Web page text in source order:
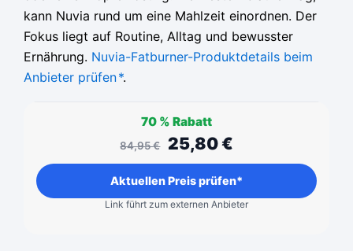
kann Nuvia rund um eine Mahlzeit einordnen. Der
Fokus liegt auf Routine, Alltag und bewusster
Ernährung. Nuvia-Fatburner-Produktdetails beim
Anbieter prüfen*.
70 % Rabatt
84,95€ 25,80€
Aktuellen Preis prüfen*
Link führt zum externen Anbieter